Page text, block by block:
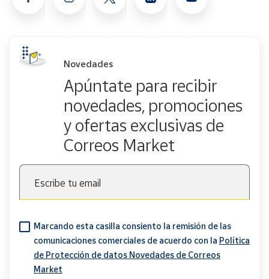
Novedades
Apúntate para recibir
novedades, promociones
y ofertas exclusivas de
Correos Market
Escribe tu email
Marcando esta casilla consiento la remisión de las
comunicaciones comerciales de acuerdo con la Política
de Protección de datos Novedades de Correos
Market